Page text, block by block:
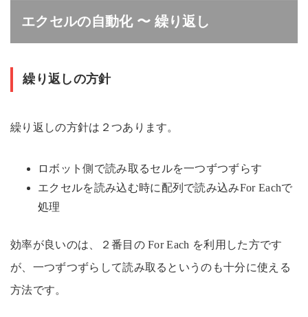
エクセルの自動化 〜 繰り返し
繰り返しの方針
繰り返しの方針は２つあります。
ロボット側で読み取るセルを一つずつずらす
エクセルを読み込む時に配列で読み込みFor Eachで
処理
効率が良いのは、２番目の For Each を利用した方です
が、一つずつずらして読み取るというのも十分に使える
方法です。